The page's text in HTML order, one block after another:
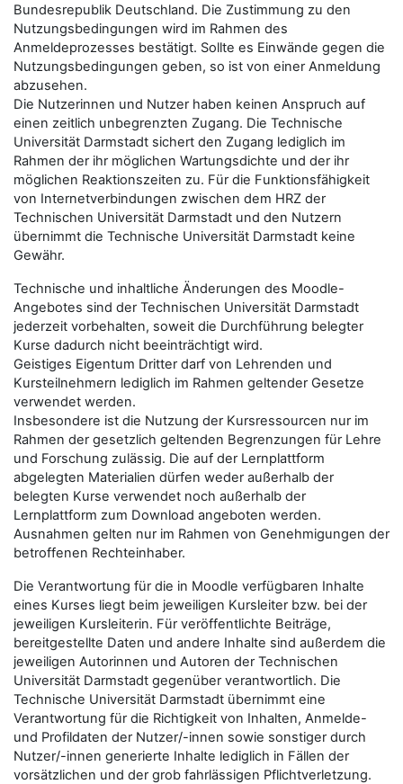
Bundesrepublik Deutschland. Die Zustimmung zu den
Nutzungsbedingungen wird im Rahmen des
Anmeldeprozesses bestätigt. Sollte es Einwände gegen die
Nutzungsbedingungen geben, so ist von einer Anmeldung
abzusehen.
Die Nutzerinnen und Nutzer haben keinen Anspruch auf
einen zeitlich unbegrenzten Zugang. Die Technische
Universität Darmstadt sichert den Zugang lediglich im
Rahmen der ihr möglichen Wartungsdichte und der ihr
möglichen Reaktionszeiten zu. Für die Funktionsfähigkeit
von Internetverbindungen zwischen dem HRZ der
Technischen Universität Darmstadt und den Nutzern
übernimmt die Technische Universität Darmstadt keine
Gewähr.
Technische und inhaltliche Änderungen des Moodle-
Angebotes sind der Technischen Universität Darmstadt
jederzeit vorbehalten, soweit die Durchführung belegter
Kurse dadurch nicht beeinträchtigt wird.
Geistiges Eigentum Dritter darf von Lehrenden und
Kursteilnehmern lediglich im Rahmen geltender Gesetze
verwendet werden.
Insbesondere ist die Nutzung der Kursressourcen nur im
Rahmen der gesetzlich geltenden Begrenzungen für Lehre
und Forschung zulässig. Die auf der Lernplattform
abgelegten Materialien dürfen weder außerhalb der
belegten Kurse verwendet noch außerhalb der
Lernplattform zum Download angeboten werden.
Ausnahmen gelten nur im Rahmen von Genehmigungen der
betroffenen Rechteinhaber.
Die Verantwortung für die in Moodle verfügbaren Inhalte
eines Kurses liegt beim jeweiligen Kursleiter bzw. bei der
jeweiligen Kursleiterin. Für veröffentlichte Beiträge,
bereitgestellte Daten und andere Inhalte sind außerdem die
jeweiligen Autorinnen und Autoren der Technischen
Universität Darmstadt gegenüber verantwortlich. Die
Technische Universität Darmstadt übernimmt eine
Verantwortung für die Richtigkeit von Inhalten, Anmelde-
und Profildaten der Nutzer/-innen sowie sonstiger durch
Nutzer/-innen generierte Inhalte lediglich in Fällen der
vorsätzlichen und der grob fahrlässigen Pflichtverletzung.